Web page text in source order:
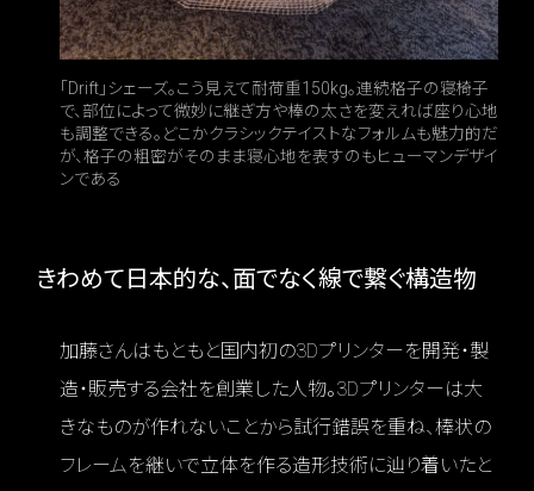
「Drift」シェーズ。こう見えて耐荷重150kg。連続格子の寝椅子
で、部位によって微妙に継ぎ方や棒の太さを変えれば座り心地
も調整できる。どこかクラシックテイストなフォルムも魅力的だ
が、格子の粗密がそのまま寝心地を表すのもヒューマンデザイ
ンである
きわめて日本的な、面でなく線で繋ぐ構造物
加藤さんはもともと国内初の3Dプリンターを開発・製
造・販売する会社を創業した人物。3Dプリンターは大
きなものが作れないことから試行錯誤を重ね、棒状の
フレームを継いで立体を作る造形技術に辿り着いたと